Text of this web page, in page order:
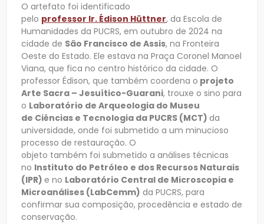
O artefato foi identificado
pelo professor Ir. Édison Hüttner, da Escola de
Humanidades da PUCRS, em outubro de 2024 na
cidade de São Francisco de Assis, na Fronteira
Oeste do Estado. Ele estava na Praça Coronel Manoel
Viana, que fica no centro histórico da cidade. O
professor Édison, que também coordena o projeto
Arte Sacra – Jesuítico-Guarani, trouxe o sino para
o Laboratório de Arqueologia do Museu
de Ciências e Tecnologia da PUCRS (MCT) da
universidade, onde foi submetido a um minucioso
processo de restauração. O
objeto também foi submetido a análises técnicas
no Instituto do Petróleo e dos Recursos Naturais
(IPR) e no Laboratório Central de Microscopia e
Microanálises (LabCemm) da PUCRS, para
confirmar sua composição, procedência e estado de
conservação.